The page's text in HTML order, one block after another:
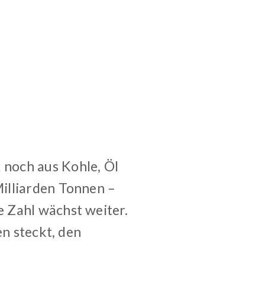
aus Kohle, Öl
Tonnen –
Zahl wächst weiter.
steckt, den